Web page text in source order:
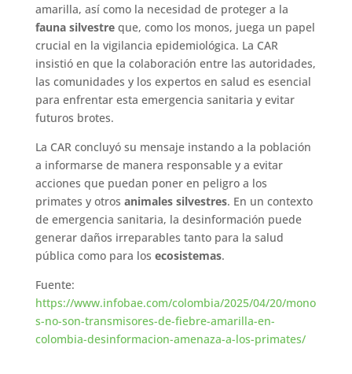
amarilla, así como la necesidad de proteger a la
fauna silvestreque, como los monos, juega un papel
crucial en la vigilancia epidemiológica. La CAR
insistió en que la colaboración entre las autoridades,
las comunidades y los expertos en salud es esencial
para enfrentar esta emergencia sanitaria y evitar
futuros brotes.
La CAR concluyó su mensaje instando a la población
a informarse de manera responsable y a evitar
acciones que puedan poner en peligro a los
primates y otros animales silvestres. En un contexto
de emergencia sanitaria, la desinformación puede
generar daños irreparables tanto para la salud
pública como para los ecosistemas.
Fuente:
https://www.infobae.com/colombia/2025/04/20/mono
s-no-son-transmisores-de-fiebre-amarilla-en-
colombia-desinformacion-amenaza-a-los-primates/